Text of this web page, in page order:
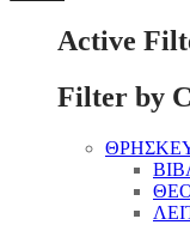
Active
Filter by